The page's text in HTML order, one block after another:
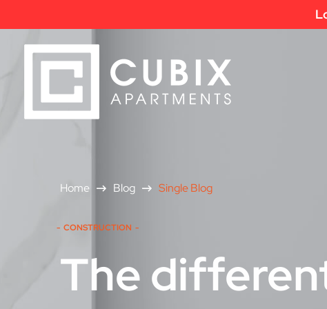
Home Blog Single Blog
CONSTRUCTION
The